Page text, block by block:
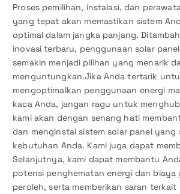
Proses pemilihan, instalasi, dan
yang tepat akan memastikan sistem
optimal dalam jangka panjang.
inovasi terbaru, penggunaan solar
semakin menjadi pilihan yang menarik
menguntungkan.Jika Anda tertarik
mengoptimalkan penggunaan energi
kaca Anda, jangan ragu untuk
kami akan dengan senang hati
dan menginstal sistem solar panel yang
kebutuhan Anda. Kami juga dapat
Selanjutnya, kami dapat membantu
potensi penghematan energi dan biaya
peroleh, serta memberikan saran terkait